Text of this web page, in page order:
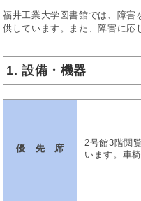
福井工業大学図書館では、障害
供しています。また、障害に応
1. 設備・機器
優 先 席
2号館3階閲
います。車